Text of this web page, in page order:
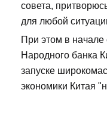
совета,
для любой
При этом в начале
Народного банка
запуске
экономики Китая